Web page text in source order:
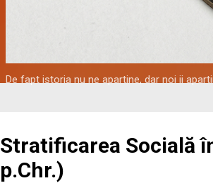
De fapt istoria nu ne apartine, dar noi ii
Stratificarea Socială
p.Chr.)